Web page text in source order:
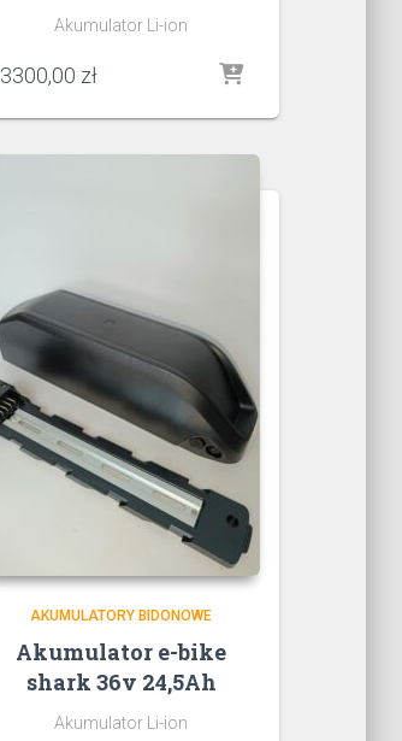
Akumulator Li-ion
3300,00 zł
AKUMULATORY BIDONOWE
Akumulator e-bike
shark 36v 24,5Ah
Akumulator Li-ion